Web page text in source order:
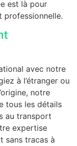
est là pour
professionnelle.
avec notre
à l’étranger ou
notre
tous les détails
au transport
expertise
sans tracas à